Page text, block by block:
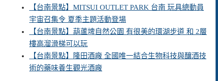
【台南景點】MITSUI OUTLET PARK 台南 玩具總動員
宇宙召集令 夏季主題活動登場
【台南景點】葫蘆埤自然公園 有很美的環湖步道 和 2層
樓高溜滑梯可以玩
【台南景點】隆田酒廠 全國唯一結合生物科技與釀酒技
術的藥味養生觀光酒廠